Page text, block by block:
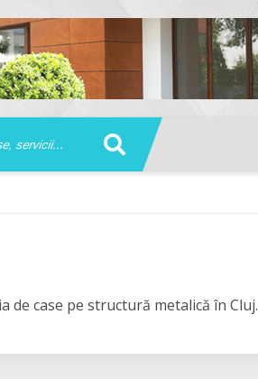
de case pe structură metalică în Cluj.